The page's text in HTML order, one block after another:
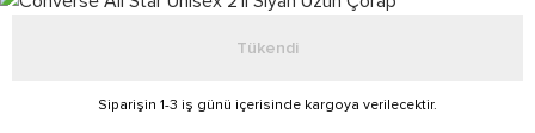
Tükendi
Siparişin 1-3 iş günü içerisinde kargoya verilecektir.